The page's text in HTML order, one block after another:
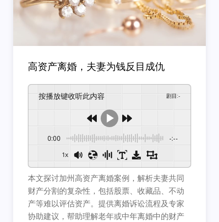
高资产离婚，夫妻为钱反目成仇
按播放键收听此内容 剧目 :-
0:00 -:--
1x
本文探讨加州高资产离婚案例，解析夫妻共同
财产分割的复杂性，包括股票、收藏品、不动
产等难以评估资产。提供离婚诉讼流程及专家
协助建议，帮助理解老年或中年离婚中的财产